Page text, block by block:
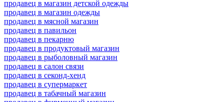
продавец в магазин детской одежды
продавец в магазин одежды
продавец в мясной магазин
продавец в павильон
продавец в пекарню
продавец в продуктовый магазин
продавец в рыболовный магазин
продавец в салон связи
продавец в секонд-хенд
продавец в супермаркет
продавец в табачный магазин